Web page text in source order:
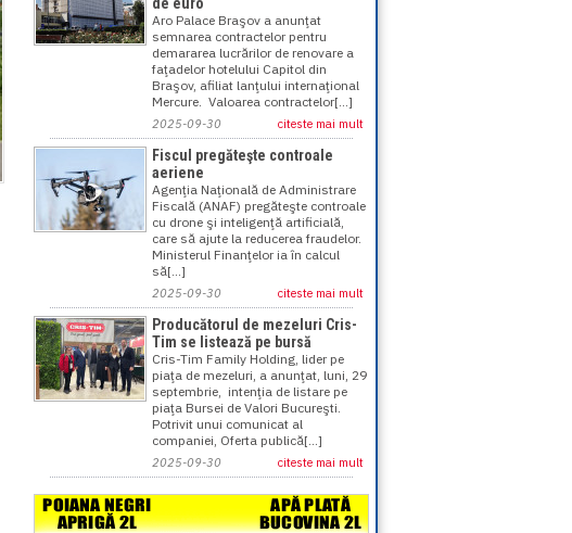
Aro Palace Braşov a anunţat
semnarea contractelor pentru
demararea lucrărilor de renovare a
faţadelor hotelului Capitol din
Braşov, afiliat lanţului internaţional
Mercure. Valoarea contractelor[...]
2025-09-30 citeste mai mult
Fiscul pregăteşte controale
aeriene
Agenţia Naţională de Administrare
Fiscală (ANAF) pregăteşte controale
cu drone şi inteligenţă artificială,
care să ajute la reducerea fraudelor.
Ministerul Finanţelor ia în calcul
să[...]
2025-09-30 citeste mai mult
Producătorul de mezeluri Cris-
Tim se listează pe bursă
Cris-Tim Family Holding, lider pe
piaţa de mezeluri, a anunţat, luni, 29
septembrie, intenţia de listare pe
piaţa Bursei de Valori Bucureşti.
Potrivit unui comunicat al
companiei, Oferta publică[...]
2025-09-30 citeste mai mult